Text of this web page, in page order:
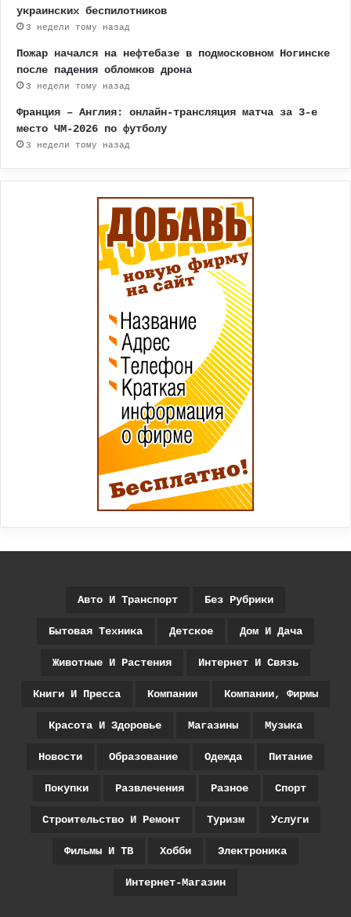
украинских беспилотников
3 недели тому назад
Пожар начался на нефтебазе в подмосковном Ногинске
после падения обломков дрона
3 недели тому назад
Франция – Англия: онлайн-трансляция матча за 3-е
место ЧМ-2026 по футболу
3 недели тому назад
Авто И Транспорт Без Рубрики
Бытовая Техника Детское Дом И Дача
Животные И Растения Интернет И Связь
Книги И Пресса Компании Компании, Фирмы
Красота И Здоровье Магазины Музыка
Новости Образование Одежда Питание
Покупки Развлечения Разное Спорт
Строительство И Ремонт Туризм Услуги
Фильмы И ТВ Хобби Электроника
Интернет-Магазин